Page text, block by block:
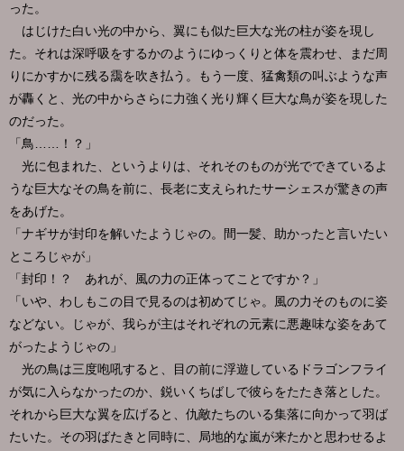
った。
はじけた白い光の中から、翼にも似た巨大な光の柱が姿を現し
た。それは深呼吸をするかのようにゆっくりと体を震わせ、まだ周
りにかすかに残る靄を吹き払う。もう一度、猛禽類の叫ぶような声
が轟くと、光の中からさらに力強く光り輝く巨大な鳥が姿を現した
のだった。
「鳥……！？」
光に包まれた、というよりは、それそのものが光でできているよ
うな巨大なその鳥を前に、長老に支えられたサーシェスが驚きの声
をあげた。
「ナギサが封印を解いたようじゃの。間一髪、助かったと言いたい
ところじゃが」
「封印！？ あれが、風の力の正体ってことですか？」
「いや、わしもこの目で見るのは初めてじゃ。風の力そのものに姿
などない。じゃが、我らが主はそれぞれの元素に悪趣味な姿をあて
がったようじゃの」
光の鳥は三度咆吼すると、目の前に浮遊しているドラゴンフライ
が気に入らなかったのか、鋭いくちばしで彼らをたたき落とした。
それから巨大な翼を広げると、仇敵たちのいる集落に向かって羽ば
たいた。その羽ばたきと同時に、局地的な嵐が来たかと思わせるよ